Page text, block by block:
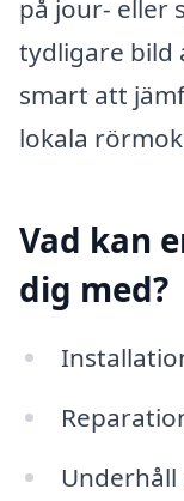
på jour- eller
tydligare bild
smart att
lokala
Vad kan
dig med?
Underhåll